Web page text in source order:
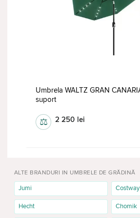
Umbrela WALTZ GRAN CANARIA (LED) Fara
suport
2 250 lei
⚖
ALTE BRANDURI IN UMBRELE DE GRĂDINĂ
Jumi Costway
Hecht Chomik